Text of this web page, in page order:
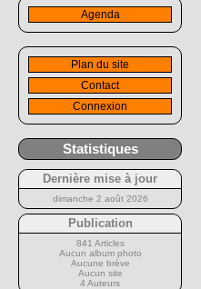
Agenda
Plan du site
Contact
Connexion
Statistiques
Dernière mise à jour
dimanche 2 août 2026
Publication
841 Articles
Aucun album photo
Aucune brève
Aucun site
4 Auteurs